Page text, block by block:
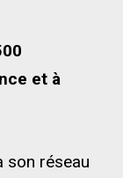
et à
son réseau